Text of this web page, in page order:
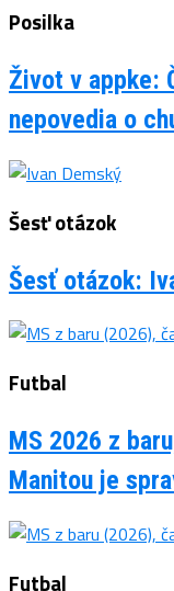
Posilka
Život v appke:
nepovedia o
Šesť otázok
Šesť otázok:
Futbal
MS 2026 z
Manitou je
Futbal